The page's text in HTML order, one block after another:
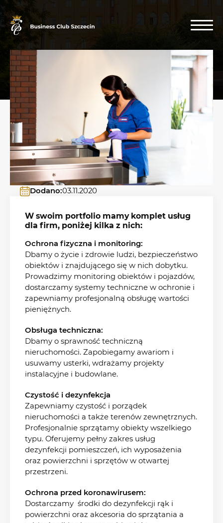
Dodano:03.11.2020
W swoim portfolio mamy komplet usług
dla firm, poniżej kilka z nich:
Ochrona fizyczna i monitoring:
Dbamy o życie i zdrowie ludzi, bezpieczeństwo
obiektów i znajdującego się w nich dobytku.
Prowadzimy monitoring obiektów i pojazdów,
dostarczamy systemy techniczne w ochronie i
zapewniamy profesjonalną obsługę wartości
pieniężnych.
Obsługa techniczna:
Dbamy o sprawność techniczną
nieruchomości. Zapobiegamy awariom i
usuwamy usterki, wdrażamy projekty
instalacyjne i budowlane.
Czystość i dezynfekcja
Zapewniamy czystość i porządek
nieruchomości a także terenów zewnętrznych.
Profesjonalnie sprzątamy obiekty wszelkiego
typu. Oferujemy pełny zakres usług
dezynfekcji pomieszczeń, ich wyposażenia
oraz powierzchni i sprzętów w otwartej
przestrzeni.
Ochrona przed koronawirusem:
Dostarczamy środki do dezynfekcji rąk i
powierzchni oraz akcesoria do sprzątania a